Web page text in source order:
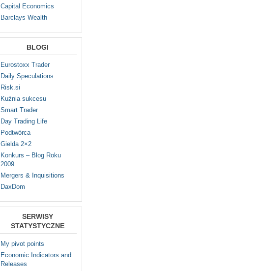
Capital Economics
Barclays Wealth
BLOGI
Eurostoxx Trader
Daily Speculations
Risk.si
Kuźnia sukcesu
Smart Trader
Day Trading Life
Podtwórca
Gielda 2×2
Konkurs – Blog Roku
2009
Mergers & Inquisitions
DaxDom
SERWISY
STATYSTYCZNE
My pivot points
Economic Indicators and
Releases